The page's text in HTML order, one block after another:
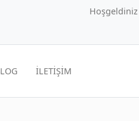
Hoşgeldiniz
İLETİŞİM